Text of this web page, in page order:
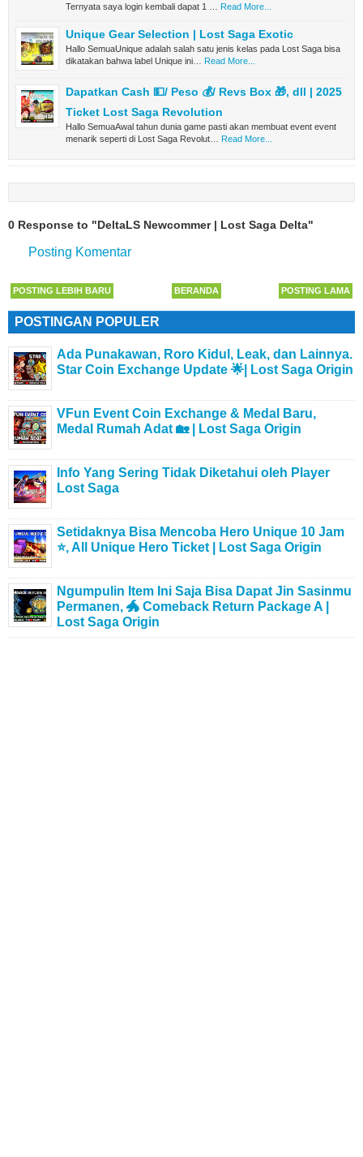
Ternyata saya login kembali dapat 1 …
Read More...
Unique Gear Selection | Lost Saga Exotic
Hallo SemuaUnique adalah salah satu jenis kelas pada Lost Saga bisa
dikatakan bahwa label Unique ini…
Read More...
Dapatkan Cash 💵/ Peso 💰/ Revs Box 🎁, dll | 2025
Ticket Lost Saga Revolution
Hallo SemuaAwal tahun dunia game pasti akan membuat event event
menarik seperti di Lost Saga Revolut…
Read More...
0 Response to "DeltaLS Newcommer | Lost Saga Delta"
Posting Komentar
POSTING LEBIH BARU POSTING LAMA
BERANDA
POSTINGAN POPULER
Ada Punakawan, Roro Kidul, Leak, dan Lainnya.
Star Coin Exchange Update 🌟| Lost Saga Origin
VFun Event Coin Exchange & Medal Baru,
Medal Rumah Adat 🏡 | Lost Saga Origin
Info Yang Sering Tidak Diketahui oleh Player
Lost Saga
Setidaknya Bisa Mencoba Hero Unique 10 Jam
⭐, All Unique Hero Ticket | Lost Saga Origin
Ngumpulin Item Ini Saja Bisa Dapat Jin Sasinmu
Permanen, 🐲 Comeback Return Package A |
Lost Saga Origin